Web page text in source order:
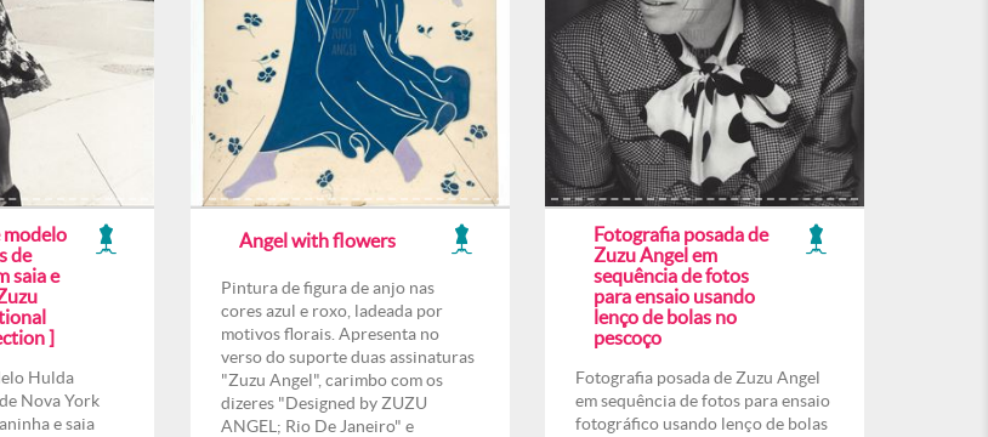
modelo
de
saia e
]
Hulda
Nova York
e saia
Angel with flowers
Pintura de figura de anjo nas
cores azul e roxo, ladeada por
motivos florais. Apresenta no
verso do suporte duas assinaturas
"Zuzu Angel", carimbo com os
dizeres "Designed by ZUZU
ANGEL; Rio De Janeiro" e
Fotografia posada de
Zuzu Angel em
sequência de fotos
para ensaio usando
lenço de bolas no
pescoço
Fotografia posada de Zuzu Angel
em sequência de fotos para ensaio
fotográfico usando lenço de bolas